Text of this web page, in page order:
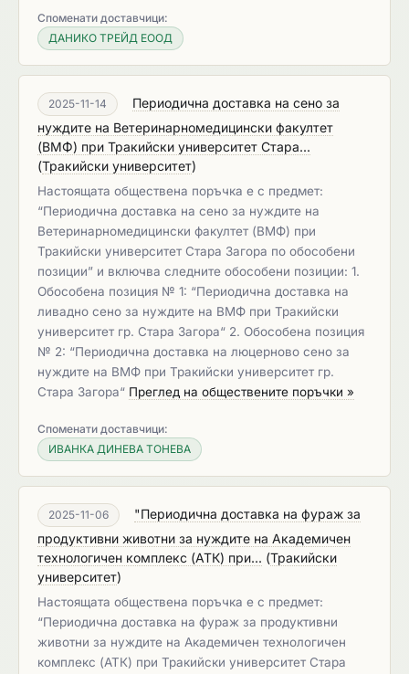
Споменати доставчици:
ДАНИКО ТРЕЙД ЕООД
2025-11-14
Периодична доставка на сено за
нуждите на Ветеринарномедицински факултет
(ВМФ) при Тракийски университет Стара...
(Тракийски университет)
Настоящата обществена поръчка е с предмет:
“Периодична доставка на сено за нуждите на
Ветеринарномедицински факултет (ВМФ) при
Тракийски университет Стара Загора по обособени
позиции” и включва следните обособени позиции: 1.
Обособена позиция № 1: “Периодична доставка на
ливадно сено за нуждите на ВМФ при Тракийски
университет гр. Стара Загора“ 2. Обособена позиция
№ 2: “Периодична доставка на люцерново сено за
нуждите на ВМФ при Тракийски университет гр.
Стара Загора“ Преглед на обществените поръчки »
Споменати доставчици:
ИВАНКА ДИНЕВА ТОНЕВА
2025-11-06
"Периодична доставка на фураж за
продуктивни животни за нуждите на Академичен
технологичен комплекс (АТК) при... (Тракийски
университет)
Настоящата обществена поръчка е с предмет:
“Периодична доставка на фураж за продуктивни
животни за нуждите на Академичен технологичен
комплекс (АТК) при Тракийски университет Стара